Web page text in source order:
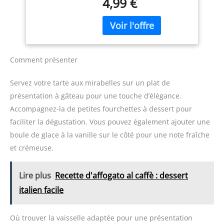
se déformer ou se
dégrader. Idéals pour le
grilling, la baking, la
roasting ou le sautéing,
pinceau patisserie
fiabilité pour toutes vos
tâches culinaires
Precision Control for
Healthier Cooking: Notre
pinceau cuisine assure
une répartition uniforme
de l'huile avec un
vous permet de contrôler
et adoptez une cuisine
Cuisson, Baking
Cooking,
Badigeonner Huile
fabriquée en silicone de
qualité alimentaire de
haute qualité, la tête en
silicone est douce et
élastique, résistante à la
elle est respectueuse de
l'environnement. vous
pouvez l'utiliser avec
confidence.
【Durabilité】 La
conception intégrée de
notre brosse de cuisine
tour, résistante à la
chaleur et antiadhésive.
desserrera pas du
Comment présenter
Servez votre tarte aux mirabelles sur un plat de
présentation à gâteau pour une touche d’élégance.
Accompagnez-la de petites fourchettes à dessert pour
faciliter la dégustation. Vous pouvez également ajouter une
boule de glace à la vanille sur le côté pour une note fraîche
et crémeuse.
Lire plus Recette d'affogato al caffè : dessert
italien facile
Où trouver la vaisselle adaptée pour une présentation